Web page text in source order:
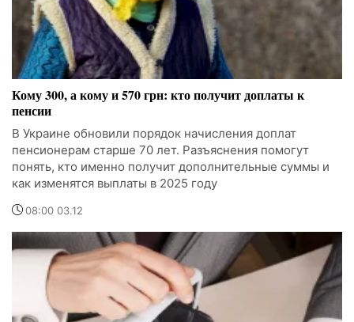
Кому 300, а кому и 570 грн: кто получит доплаты к
пенсии
В Украине обновили порядок начисления доплат
пенсионерам старше 70 лет. Разъяснения помогут
понять, кто именно получит дополнительные суммы и
как изменятся выплаты в 2025 году
08:00 03.12